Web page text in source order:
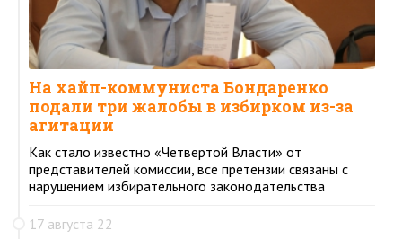
На хайп-коммуниста Бондаренко
подали три жалобы в избирком из-за
агитации
Как стало известно «Четвертой Власти» от
представителей комиссии, все претензии связаны с
нарушением избирательного законодательства
17 августа 22